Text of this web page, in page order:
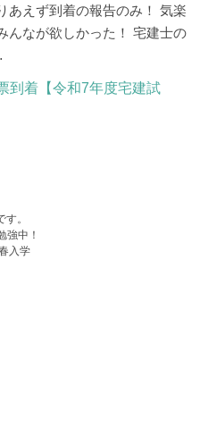
あえず到着の報告のみ！ 気楽
んなが欲しかった！ 宅建士の
。
強中！
入学